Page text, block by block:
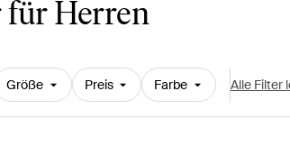
für Herren
Größe Preis Farbe Alle Filter